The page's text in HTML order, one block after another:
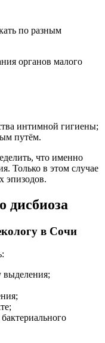
по разным
органов малого
интимной гигиены;
путём.
что именно
Только в этом случае
эпизодов.
дисбиоза
в Сочи
выделения;